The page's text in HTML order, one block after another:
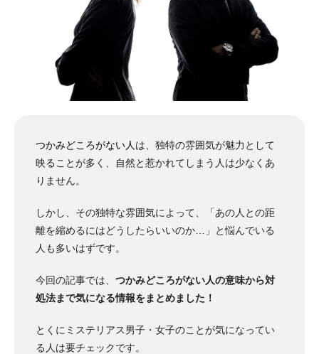
つかみどころがない人 は、独特の雰囲気が魅力として
映ることが多く、自然と惹かれてしまう人は少なくあ
りません。
しかし、その独特な雰囲気によって、「あの人との距
離を縮めるにはどうしたらいいのか…」と悩んでいる
人も多いはずです。
今回の記事では、 つかみどころがない人の意味から対
処法まで気になる情報をまとめました！
とくにミステリアス男子・女子のことが気になってい
る人は要チェックです。